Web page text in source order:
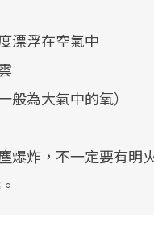
漂浮在空氣中
般為大氣中的氧）
爆炸，不一定要有明